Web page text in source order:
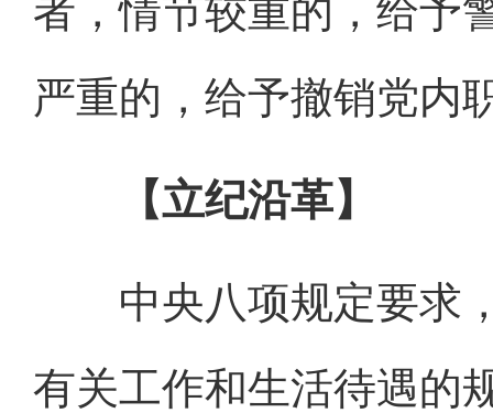
者，情节较重的，给予
严重的，给予撤销党内
【立纪沿革】
中央八项规定要求，
有关工作和生活待遇的